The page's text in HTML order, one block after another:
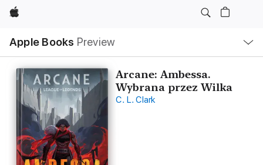
Apple
Apple Books Preview
Nav
Open
Menu
Arcane: Ambessa.
Wybrana przez Wilka
C. L. Clark